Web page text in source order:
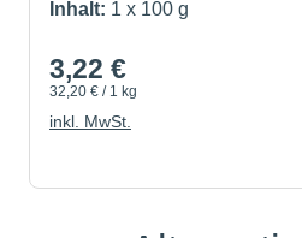
Inhalt: 1 x 100 g
3,22 €
32,20 € / 1 kg
inkl. MwSt.